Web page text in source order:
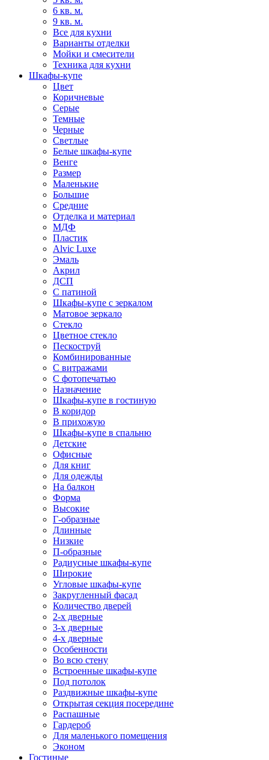
6 кв. м.
9 кв. м.
Все для кухни
Варианты отделки
Мойки и смесители
Техника для кухни
Шкафы-купе
Цвет
Коричневые
Серые
Темные
Черные
Светлые
Белые шкафы-купе
Венге
Размер
Маленькие
Большие
Средние
Отделка и материал
МДФ
Пластик
Alvic Luxe
Эмаль
Акрил
ДСП
С патиной
Шкафы-купе с зеркалом
Матовое зеркало
Стекло
Цветное стекло
Пескоструй
Комбинированные
С витражами
С фотопечатью
Назначение
Шкафы-купе в гостиную
В коридор
В прихожую
Шкафы-купе в спальню
Детские
Офисные
Для книг
Для одежды
На балкон
Форма
Высокие
Г-образные
Длинные
Низкие
П-образные
Радиусные шкафы-купе
Широкие
Угловые шкафы-купе
Закругленный фасад
Количество дверей
2-х дверные
3-х дверные
4-х дверные
Особенности
Во всю стену
Встроенные шкафы-купе
Под потолок
Раздвижные шкафы-купе
Открытая секция посередине
Распашные
Гардероб
Для маленького помещения
Эконом
Гостиные